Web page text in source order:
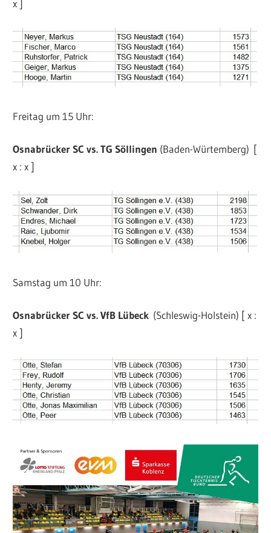
x ]
Freitag um 15 Uhr:
Osnabrücker SC vs. TG Söllingen (Baden-Würtemberg) [
x : x ]
Samstag um 10 Uhr:
Osnabrücker SC vs. VfB Lübeck (Schleswig-Holstein) [ x :
x ]